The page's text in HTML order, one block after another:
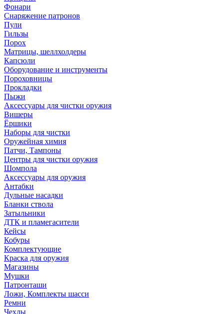
Фонари
Снаряжение патронов
Пули
Гильзы
Порох
Матрицы, шеллхолдеры
Капсюли
Оборудование и инструменты
Пороховницы
Прокладки
Пыжи
Аксессуары для чистки оружия
Вишеры
Ёршики
Наборы для чистки
Оружейная химия
Патчи, Тампоны
Центры для чистки оружия
Шомпола
Аксессуары для оружия
Антабки
Дульные насадки
Бланки ствола
Затыльники
ДТК и пламегасители
Кейсы
Кобуры
Комплектующие
Краска для оружия
Магазины
Мушки
Патронташи
Ложи, Комплекты шасси
Ремни
Чехлы